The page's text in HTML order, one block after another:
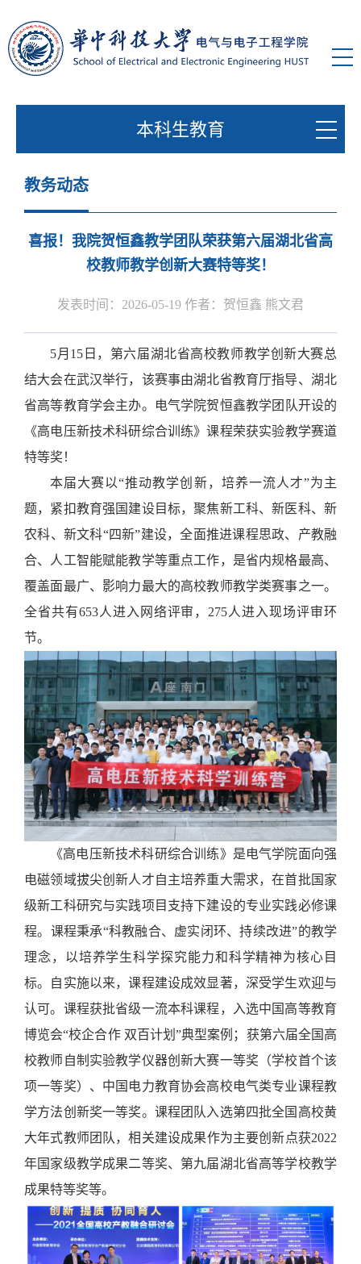
本科生教育
教务动态
喜报！我院贺恒鑫教学团队荣获第六届湖北省高
校教师教学创新大赛特等奖！
发表时间：2026-05-19 作者：贺恒鑫 熊文君
5月15日，第六届湖北省高校教师教学创新大赛总
结大会在武汉举行，该赛事由湖北省教育厅指导、湖北
省高等教育学会主办。
电气学院贺恒鑫教学团队开设的
《高电压新技术科研综合训练》课程荣获实验教学赛道
特等奖！
本届大赛以“推动教学创新，培养一流人才”为主
题，紧扣教育强国建设目标，聚焦新工科、新医科、新
农科、新文科“四新”建设，全面推进课程思政、产教融
合、人工智能赋能教学等重点工作，是省内规格最高、
覆盖面最广、影响力最大的高校教师教学类赛事之一。
全省共有653人进入网络评审，275人进入现场评审环
节。
《高电压新技术科研综合训练》 是电气学院面向强
电磁领域拔尖创新人才自主培养重大需求，在首批国家
级新工科研究与实践项目支持下建设的专业实践必修课
程。课程秉承“科教融合、虚实闭环、持续改进”的教学
理念，以培养学生科学探究能力和科学精神为核心目
标。自实施以来，课程建设成效显著，深受学生欢迎与
认可。课程获批省级一流本科课程，入选中国高等教育
博览会“校企合作 双百计划”典型案例；获第六届全国高
校教师自制实验教学仪器创新大赛一等奖（学校首个该
项一等奖）、中国电力教育协会高校电气类专业课程教
学方法创新奖一等奖。课程团队入选第四批全国高校黄
大年式教师团队，相关建设成果作为主要创新点获2022
年国家级教学成果二等奖、第九届湖北省高等学校教学
成果特等奖等。